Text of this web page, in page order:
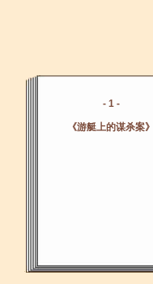
- 1 -
《游艇上的谋杀案》